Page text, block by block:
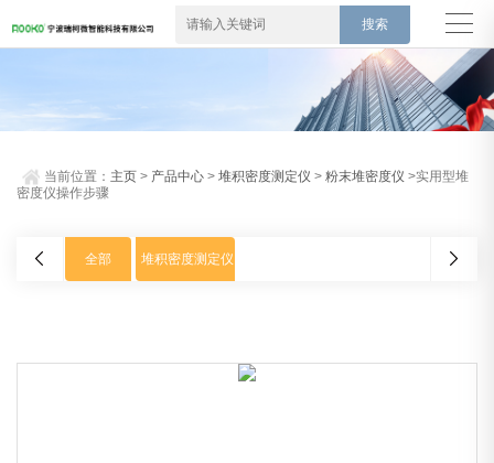
当前位置： 主页 > 产品中心 >堆积密度测定仪 >粉末堆密度仪 >实用型堆
密度仪操作步骤
全部 堆积密度测定仪